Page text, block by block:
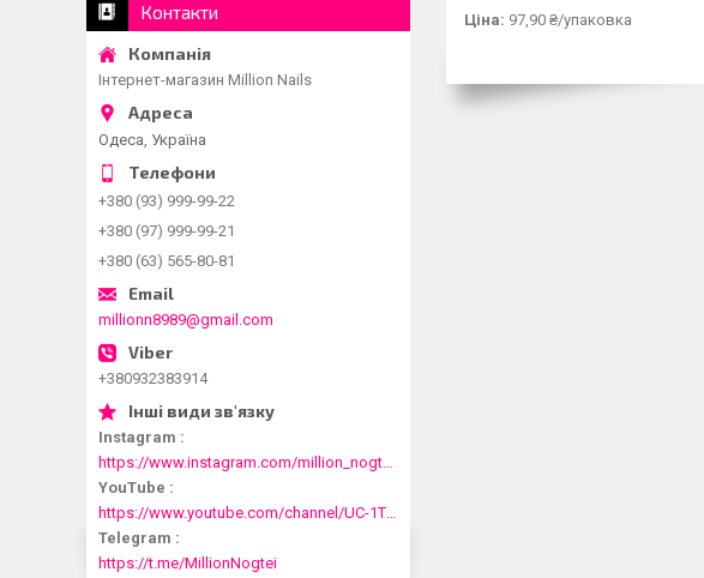
Ціна: 97,90 ₴/упаковка
Контакти
Інтернет-магазин Million Nails
Одеса, Україна
+380 (93) 999-99-22
+380 (97) 999-99-21
+380 (63) 565-80-81
millionn8989@gmail.com
+380932383914
Instagram
YouTube
Telegram
https://t.me/MillionNogtei